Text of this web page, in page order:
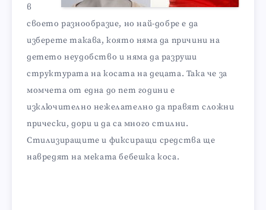
в
своето разнообразие, но най-добре е да
изберете такава, която няма да причини на
детето неудобство и няма да разруши
структурата на косата на децата. Така че за
момчета от една до пет години е
изключително нежелателно да правят сложни
прически, дори и да са много стилни.
Стилизиращите и фиксиращи средства ще
навредят на меката бебешка коса.